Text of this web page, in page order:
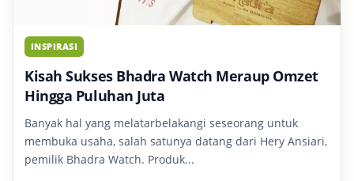
INSPIRASI
Kisah Sukses Bhadra Watch Meraup Omzet
Hingga Puluhan Juta
Banyak hal yang melatarbelakangi seseorang untuk
membuka usaha, salah satunya datang dari Hery Ansiari,
pemilik Bhadra Watch. Produk...